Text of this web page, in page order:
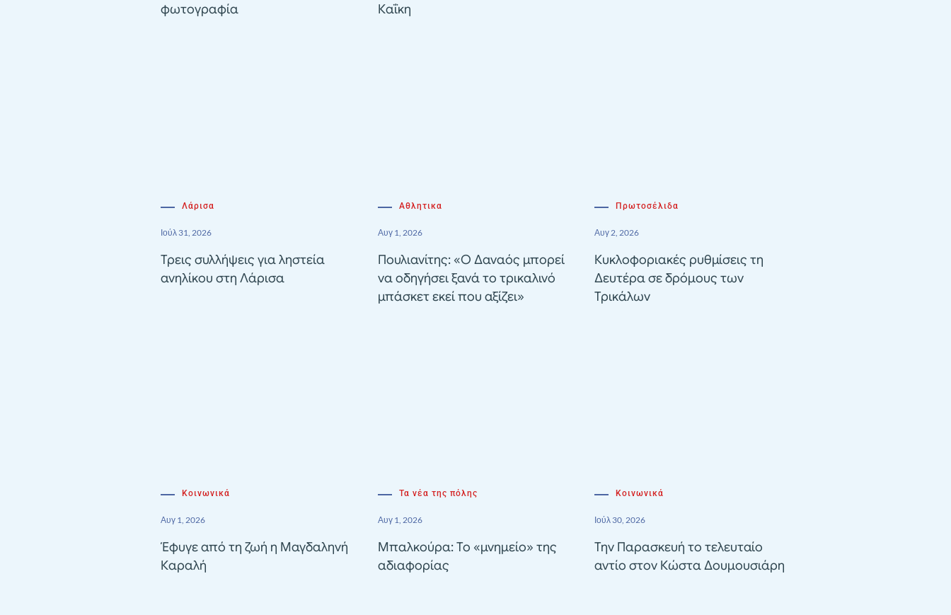
φωτογραφία
Καΐκη
Λάρισα
Ιούλ 31, 2026
Τρεις συλλήψεις για ληστεία
ανηλίκου στη Λάρισα
Αθλητικα
Αυγ 1, 2026
Πουλιανίτης: «Ο Δαναός μπορεί
να οδηγήσει ξανά το τρικαλινό
μπάσκετ εκεί που αξίζει»
Πρωτοσέλιδα
Αυγ 2, 2026
Κυκλοφοριακές ρυθμίσεις τη
Δευτέρα σε δρόμους των
Τρικάλων
Κοινωνικά
Αυγ 1, 2026
Έφυγε από τη ζωή η Μαγδαληνή
Καραλή
Τα νέα της πόλης
Αυγ 1, 2026
Μπαλκούρα: Το «μνημείο» της
αδιαφορίας
Κοινωνικά
Ιούλ 30, 2026
Την Παρασκευή το τελευταίο
αντίο στον Κώστα Δουμουσιάρη